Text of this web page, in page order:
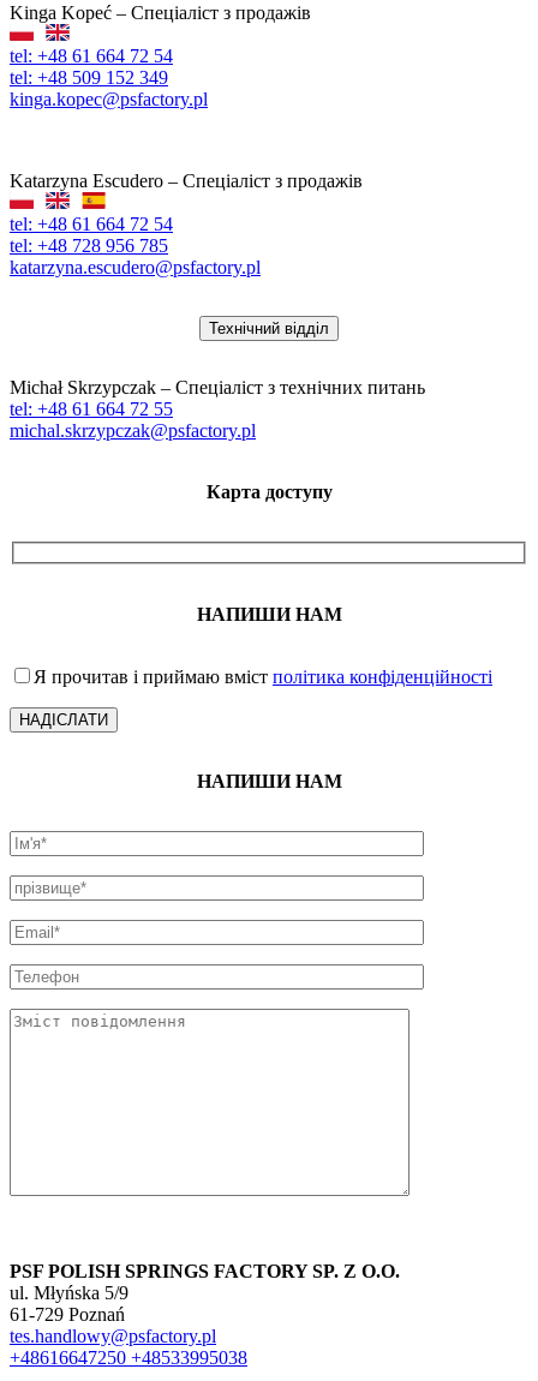
Kinga Kopeć – Спеціаліст з продажів
tel: +48 61 664 72 54
tel: +48 509 152 349
kinga.kopec@psfactory.pl
Katarzyna Escudero – Спеціаліст з продажів
tel: +48 61 664 72 54
tel: +48 728 956 785
katarzyna.escudero@psfactory.pl
Технічний відділ
Michał Skrzypczak – Спеціаліст з технічних питань
tel: +48 61 664 72 55
michal.skrzypczak@psfactory.pl
Карта доступу
НАПИШИ НАМ
Я прочитав і приймаю вміст політика конфіденційності
НАПИШИ НАМ
PSF POLISH SPRINGS FACTORY SP. Z O.O.
ul. Młyńska 5/9
61-729 Poznań
tes.handlowy@psfactory.pl
+48616647250 +48533995038